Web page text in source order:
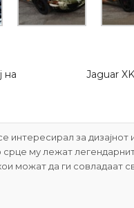
на
Jaguar
интересирал за
срце му лежат
можат да ги совладаат